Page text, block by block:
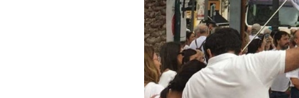
Centenars de persones s'han